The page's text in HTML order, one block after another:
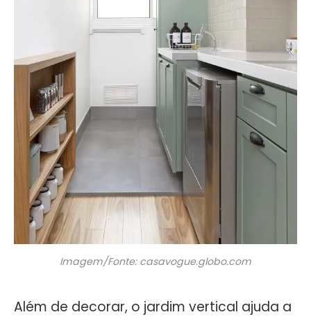
Imagem/Fonte: casavogue.globo.com
Além de decorar, o jardim vertical ajuda a